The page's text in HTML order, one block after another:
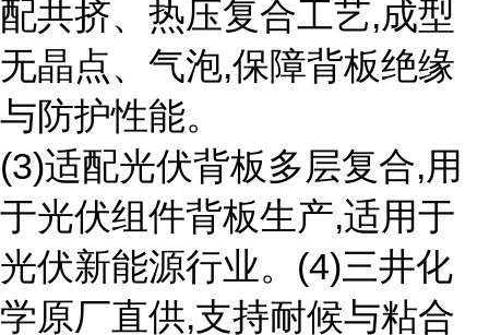
配共挤、热压复合工艺,成型
无晶点、气泡,保障背板绝缘
与防护性能。
(3)适配光伏背板多层复合,用
于光伏组件背板生产,适用于
光伏新能源行业。(4)三井化
学原厂直供,支持耐候与粘合